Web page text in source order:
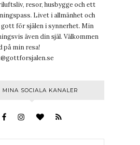
resor, husbygge och ett
Livet i allmänhet och
för själen i synnerhet. Min
även din själ. Välkommen
på min resa!
MINA SOCIALA KANALER